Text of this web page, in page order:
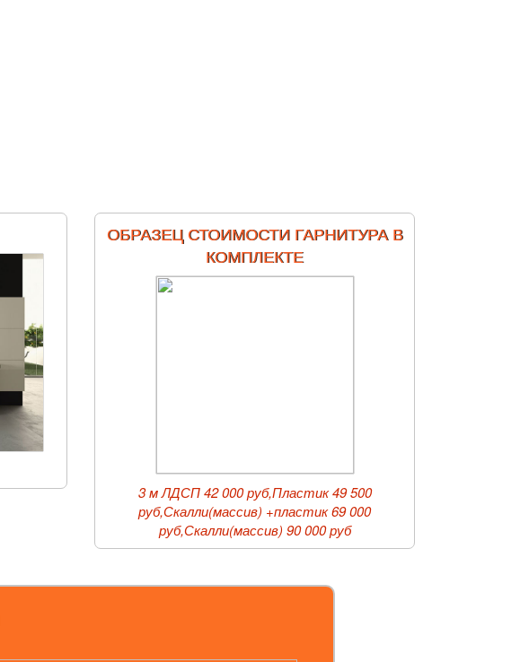
ОБРАЗЕЦ СТОИМОСТИ ГАРНИТУРА В
КОМПЛЕКТЕ
3 м ЛДСП 42 000 руб,Пластик 49 500
руб,Скалли(массив) +пластик 69 000
руб,Скалли(массив) 90 000 руб